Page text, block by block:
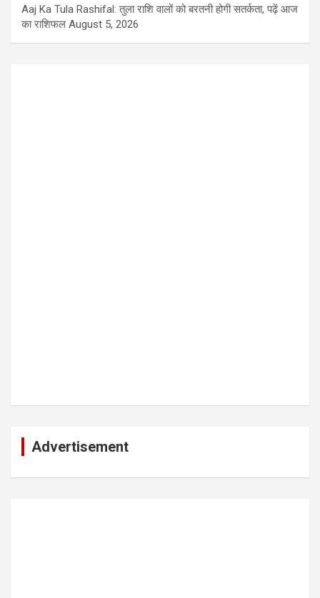
Aaj Ka Tula Rashifal: तुला राशि वालों को बरतनी होगी सतर्कता, पढ़ें आज
का राशिफल August 5, 2026
Advertisement